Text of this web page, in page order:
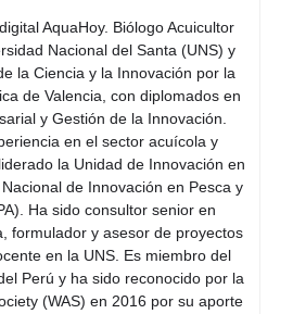
AquaHoy. Biólogo Acuicultor
Nacional del Santa (UNS) y
la Ciencia y la Innovación por la
de Valencia, con diplomados en
y Gestión de la Innovación.
en el sector acuícola y
la Unidad de Innovación en
de Innovación en Pesca y
Ha sido consultor senior en
formulador y asesor de proyectos
en la UNS. Es miembro del
Perú y ha sido reconocido por la
(WAS) en 2016 por su aporte